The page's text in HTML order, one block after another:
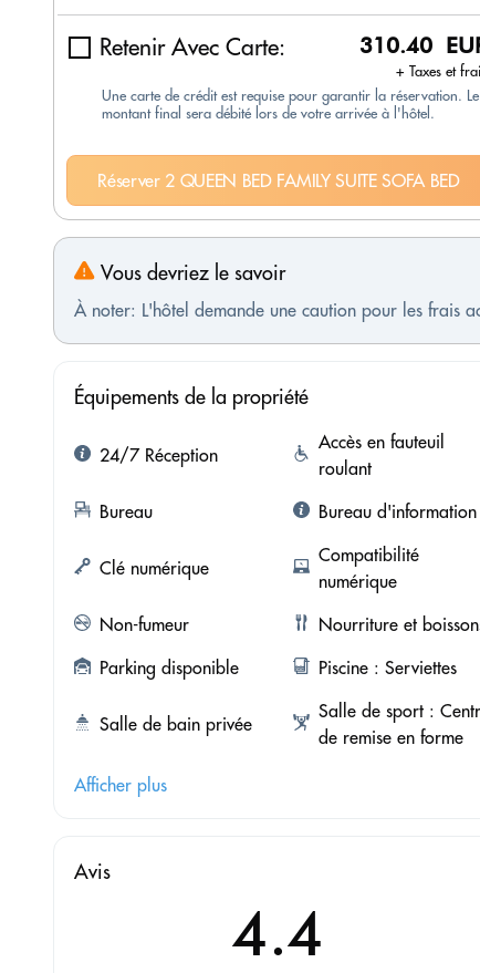
Retenir Avec Carte: 310.40
+ Taxes et
Une carte de crédit est requise pour garantir la réservation. Le
montant final sera débité lors de votre arrivée à l'hôtel.
Réserver 2 QUEEN BED FAMILY SUITE SOFA BED
Vous devriez le savoir
À noter: L'hôtel demande une caution pour les frais
Équipements de la propriété
24/7 Réception
Accès en fauteuil
roulant
Bureau Bureau d'information
Clé numérique
Compatibilité
numérique
Non-fumeur Nourriture et
Parking disponible
Piscine : Serviettes
Salle de bain privée
Salle de sport :
de remise en forme
Afficher plus
Avis
4.4